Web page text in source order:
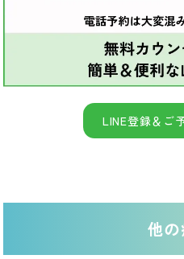
LINE登録＆ご
他